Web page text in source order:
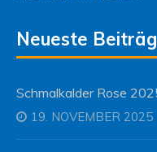
Neueste
Schmalkalder Rose
19. NOVEMBER 2025